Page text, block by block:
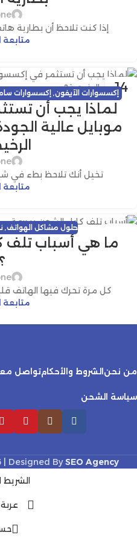
إذا كنت تلاحظ أن بطارية
متابعة
14
يونيوإكسسوارات الآيفون, إكسسوارات
الشراء
مقارنة المنتجاتلماذا يجب أن
موبايل عالية
تخيل أنك تلاحظ بطء في
متابعة
مايو
حلول مشاكل الهواتف,
ما هي أسباب تلف
؟
كل مرة تحرك فيها الهاتف
متابعة
من نحن الشروط والأحكامتواصل
سياسة الشحن
| Designed BySEO Agency
الشريط